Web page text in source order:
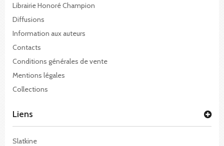
Librairie Honoré Champion
Diffusions
Information aux auteurs
Contacts
Conditions générales de vente
Mentions légales
Collections
Liens
Slatkine